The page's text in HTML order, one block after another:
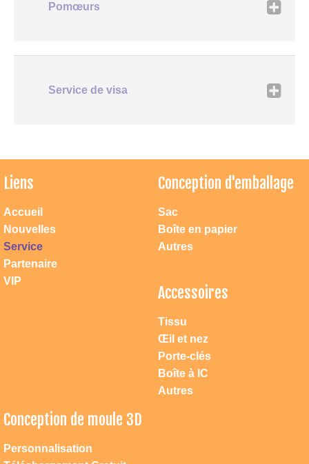
Pomœurs
Service de visa
Liens
Accueil
Nouvelles
Service
Partenaire
VIP
Conception d'emballage
Sac
Boîte en papier
Autres
Accessoires
Tissu
Œil et nez
Porte-clés
Boîte à IC
Autres
Conception de moule 3D
Personnalisation